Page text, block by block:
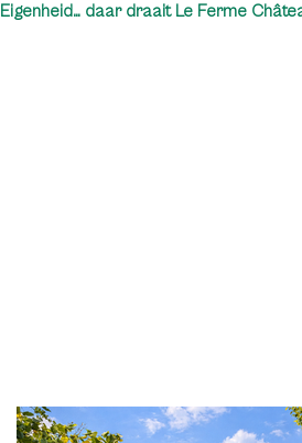
Eigenheid… daar draait Le Ferme